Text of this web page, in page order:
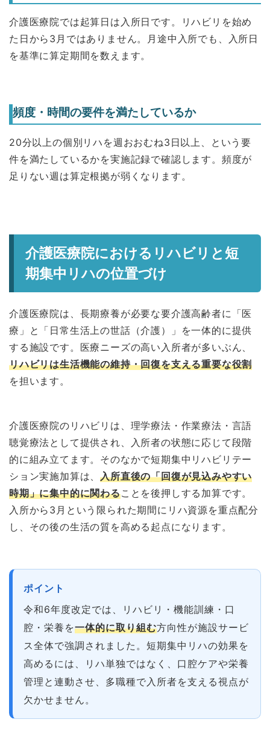
介護医療院では起算日は入所日です。リハビリを始め
た日から3月ではありません。月途中入所でも、入所日
を基準に算定期間を数えます。
頻度・時間の要件を満たしているか
20分以上の個別リハを週おおむね3日以上、という要
件を満たしているかを実施記録で確認します。頻度が
足りない週は算定根拠が弱くなります。
介護医療院におけるリハビリと短
期集中リハの位置づけ
介護医療院は、長期療養が必要な要介護高齢者に「医
療」と「日常生活上の世話（介護）」を一体的に提供
する施設です。医療ニーズの高い入所者が多いぶん、
リハビリは生活機能の維持・回復を支える重要な役割
を担います。
介護医療院のリハビリは、理学療法・作業療法・言語
聴覚療法として提供され、入所者の状態に応じて段階
的に組み立てます。そのなかで短期集中リハビリテー
ション実施加算は、入所直後の「回復が見込みやすい
時期」に集中的に関わることを後押しする加算です。
入所から3月という限られた期間にリハ資源を重点配分
し、その後の生活の質を高める起点になります。
ポイント
令和6年度改定では、リハビリ・機能訓練・口
腔・栄養を一体的に取り組む方向性が施設サービ
ス全体で強調されました。短期集中リハの効果を
高めるには、リハ単独ではなく、口腔ケアや栄養
管理と連動させ、多職種で入所者を支える視点が
欠かせません。